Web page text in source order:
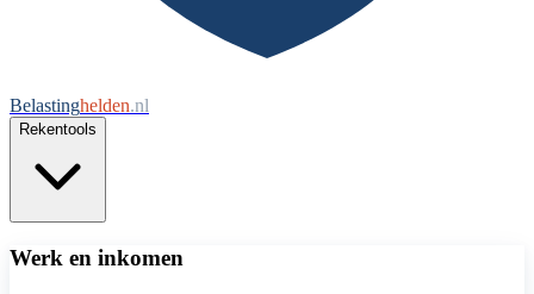
Belastinghelden.nl
Rekentools
Werk en inkomen